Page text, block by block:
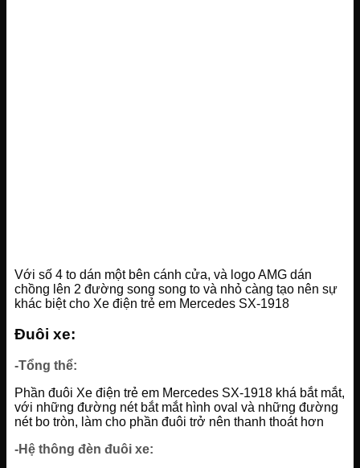
Với số 4 to dán một bên cánh cửa, và logo AMG dán
chồng lên 2 đường song song to và nhỏ càng tạo nên sự
khác biệt cho Xe điện trẻ em Mercedes SX-1918
Đuôi xe:
-Tổng thể:
Phần đuôi Xe điện trẻ em Mercedes SX-1918 khá bắt mắt,
với những đường nét bắt mắt hình oval và những đường
nét bo tròn, làm cho phần đuôi trở nên thanh thoát hơn
-Hệ thông đèn đuôi xe: